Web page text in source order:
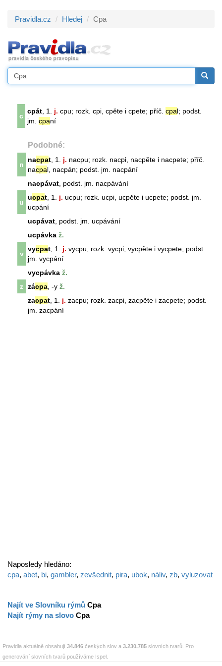
Pravidla.cz Hledej Cpa
c
cpát , 1. j. cpu; rozk. cpi, cpěte i cpete; příč. cpal; podst.
jm. cpaní
Podobné:
n
nacpat , 1. j. nacpu; rozk. nacpi, nacpěte i nacpete; příč.
nacpal, nacpán; podst. jm. nacpání
nacpávat , podst. jm. nacpávání
u
ucpat , 1. j. ucpu; rozk. ucpi, ucpěte i ucpete; podst. jm.
ucpání
ucpávat , podst. jm. ucpávání
ucpávka ž.
v
vycpat , 1. j. vycpu; rozk. vycpi, vycpěte i vycpete; podst.
jm. vycpání
vycpávka ž.
z
zácpa , -y ž.
zacpat , 1. j. zacpu; rozk. zacpi, zacpěte i zacpete; podst.
jm. zacpání
Naposledy hledáno:
cpa, abet, bi, gambler, zevšednit, pira, ubok, náliv, zb, vyluzovat
Najít ve Slovníku rýmů Cpa
Najít rýmy na slovo Cpa
Pravidla aktuálně obsahují 34.846 českých slov a 3.230.785 slovních tvarů. Pro
generování slovních tvarů používáme Ispel.